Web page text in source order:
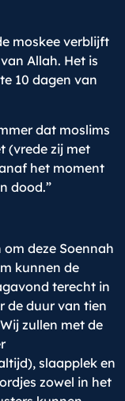
moskee verblijft
Allah. Het is
10 dagen van
dat moslims
(vrede zij met
het moment
dood.”
deze Soennah
kunnen de
terecht in
de duur van tien
zullen met de
slaapplek en
zowel in het